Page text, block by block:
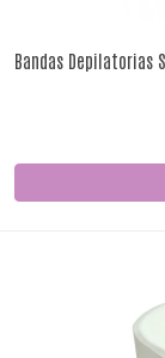
Bandas Depilatorias